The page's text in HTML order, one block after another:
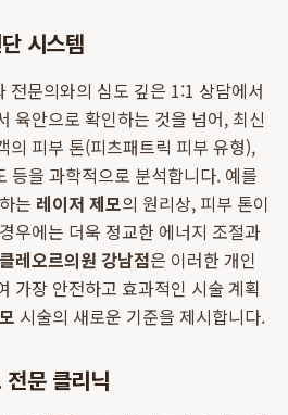
시스템
전문의와의 심도 깊은 1:1 상담에서
육안으로 확인하는 것을 넘어, 최신
의 피부 톤(피츠패트릭 피부 유형),
등을 과학적으로 분석합니다. 예를
는 레이저 제모의 원리상, 피부 톤이
우에는 더욱 정교한 에너지 조절과
클레오르의원 강남점은 이러한 개인
가장 안전하고 효과적인 시술 계획
시술의 새로운 기준을 제시합니다.
문 클리닉